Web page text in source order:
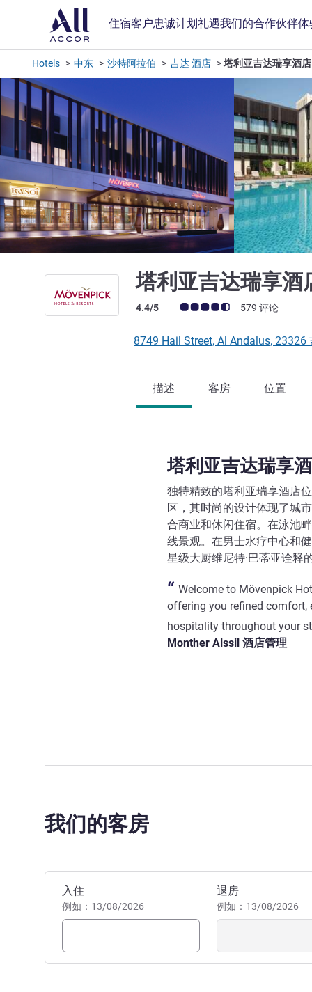
住宿客户忠诚计划礼遇我们的合作伙伴体
Hotels 中东 沙特阿拉伯 吉达 酒店 塔利亚吉达瑞享酒店
塔利亚吉达瑞享酒
客户意见评级 (ALL 评级)
4.4/5 579 评论
8749 Hail Street, Al Andalus, 23326
描述 客房 位置
塔利亚吉达瑞享
独特精致的塔利亚瑞享酒店
区，其时尚的设计体现了城
合商业和休闲住宿。在泳池
线景观。在男士水疗中心和
星级大厨维尼特·巴蒂亚诠释
Welcome to Mövenpick
offering you refined comfort,
hospitality throughout your
Monther Alssil 酒店管理
我们的客房
预订此酒店
入住
例如：13/08/2026
退房
例如：13/08/2026